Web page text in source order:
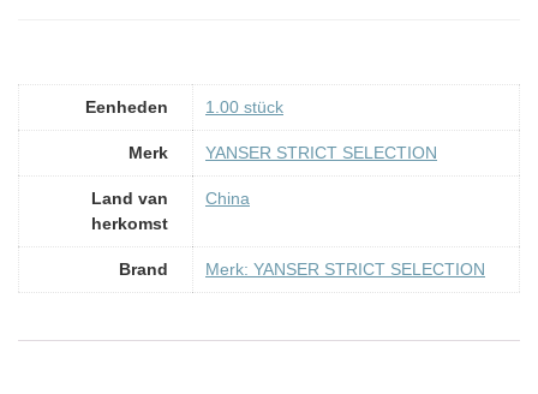
Eenheden ‎1.00 stück
Merk ‎YANSER STRICT SELECTION
Land van
herkomst
‎China
Brand Merk: YANSER STRICT SELECTION